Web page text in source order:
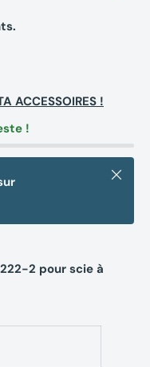
ACCESSOIRES !
!
Fermer
2 pour scie à